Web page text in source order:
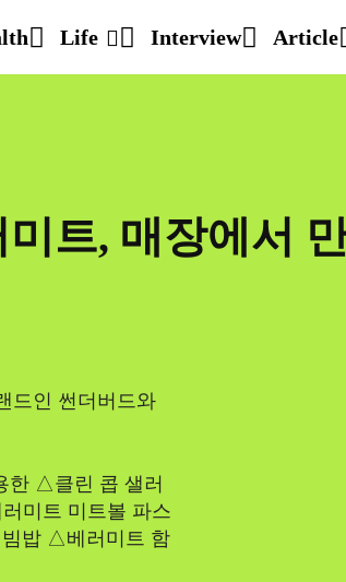
Life Interview Article
미트, 매장에서
드인 썬더버드와
한 △클린 콥 샐러
미트 미트볼 파스
밥 △베러미트 함